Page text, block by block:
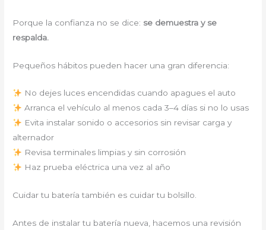
Porque la confianza no se dice: se demuestra y se
respalda.
Pequeños hábitos pueden hacer una gran diferencia:
No dejes luces encendidas cuando apagues el auto
Arranca el vehículo al menos cada 3–4 días si no lo usas
Evita instalar sonido o accesorios sin revisar carga y
alternador
Revisa terminales limpias y sin corrosión
Haz prueba eléctrica una vez al año
Cuidar tu batería también es cuidar tu bolsillo.
Antes de instalar tu batería nueva, hacemos una revisión